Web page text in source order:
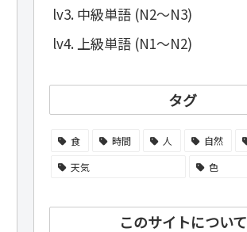
lv3. 中級単語 (N2～N3)
lv4. 上級単語 (N1～N2)
タグ
食 時間 人 自然
天気
色
このサイトについて